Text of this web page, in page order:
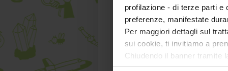
profilazione - di terze parti e
preferenze, manifestate
Per maggiori dettagli sul
sui cookie, ti invitiamo a
Chiudendo il banner tramite
tecnici. Selezionando